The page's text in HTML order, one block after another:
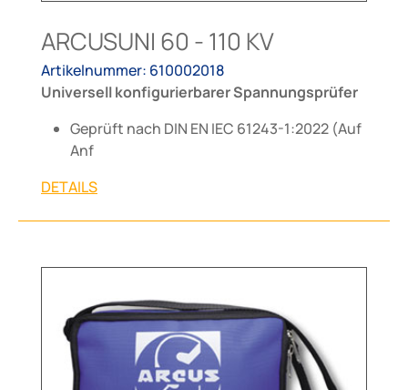
ARCUSUNI 60 - 110 KV
Artikelnummer: 610002018
Universell konfigurierbarer Spannungsprüfer
Geprüft nach DIN EN IEC 61243-1:2022 (Auf
Anf
DETAILS